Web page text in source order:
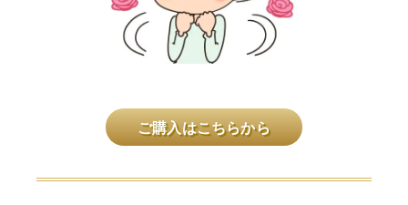
ご購入はこちらから